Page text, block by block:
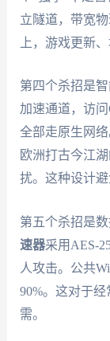
立隧道，带宽
上，游戏更新
第四个杀招是
加速通道，访问
全部走原生网
欧洲打古今江
扰。这种设计
第五个杀招是
速器采用AES-
人攻击。公共
90%。这对于
需。